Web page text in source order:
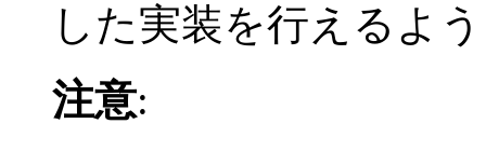
した実装を行えるよ
注意: